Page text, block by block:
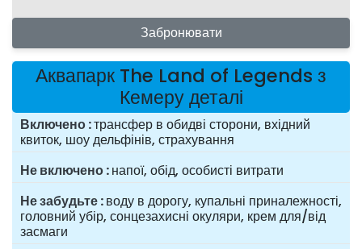
Забронювати
Аквапарк The Land of Legends з
Кемеру деталі
Включено трансфер в обидві сторони, вхідний
квиток, шоу дельфінів, страхування
Не включено напої, обід, особисті витрати
Не забудьте воду в дорогу, купальні приналежності,
головний убір, сонцезахисні окуляри, крем для/від
засмаги